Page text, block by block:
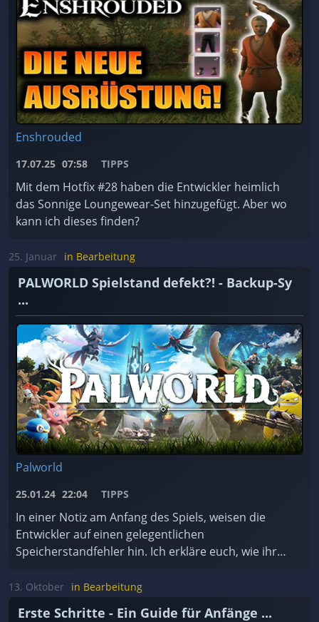
Enshrouded
17.07.25 07:58 TIPPS
Mit dem Hotfix #28 haben die Entwickler heimlich
das Sonnige Loungewear-Set hinzugefügt. Aber wo
kann ich dieses finden?
25. Januar in Bearbeitung
PALWORLD Spielstand defekt?! - Backup-Sy
...
Palworld
25.01.24 22:04 TIPPS
In einer Notiz am Anfang des Spiels, weisen die
Entwickler auf einen gelegentlichen
Speicherstandfehler hin. Ich erkläre euch, wie ihr
achten müsst. ...
13. Oktober in Bearbeitung
Erste Schritte - Ein Guide für Anfänge ...